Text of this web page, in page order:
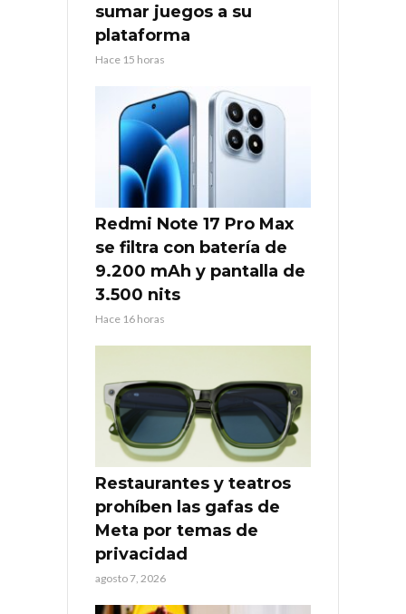
sumar juegos a su
plataforma
Hace 15 horas
Redmi Note 17 Pro Max
se filtra con batería de
9.200 mAh y pantalla de
3.500 nits
Hace 16 horas
Restaurantes y teatros
prohíben las gafas de
Meta por temas de
privacidad
agosto 7, 2026